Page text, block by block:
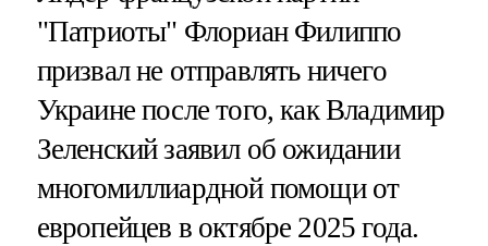
"Патриоты" Флориан Филиппо
призвал не отправлять ничего
Украине после того, как Владимир
Зеленский заявил об ожидании
многомиллиардной помощи от
европейцев в октябре 2025 года.